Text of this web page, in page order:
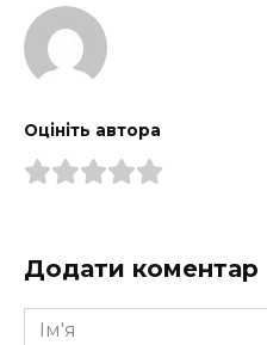
Оцініть автора
Додати коментар
Ім'я